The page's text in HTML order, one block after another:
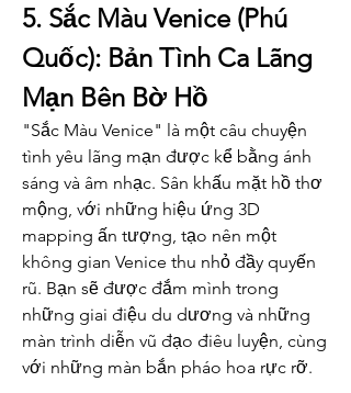
5. Sắc Màu Venice (Phú
Quốc): Bản Tình Ca Lãng
Mạn Bên Bờ Hồ
"Sắc Màu Venice" là một câu chuyện
tình yêu lãng mạn được kể bằng ánh
sáng và âm nhạc. Sân khấu mặt hồ thơ
mộng, với những hiệu ứng 3D
mapping ấn tượng, tạo nên một
không gian Venice thu nhỏ đầy quyến
rũ. Bạn sẽ được đắm mình trong
những giai điệu du dương và những
màn trình diễn vũ đạo điêu luyện, cùng
với những màn bắn pháo hoa rực rỡ.